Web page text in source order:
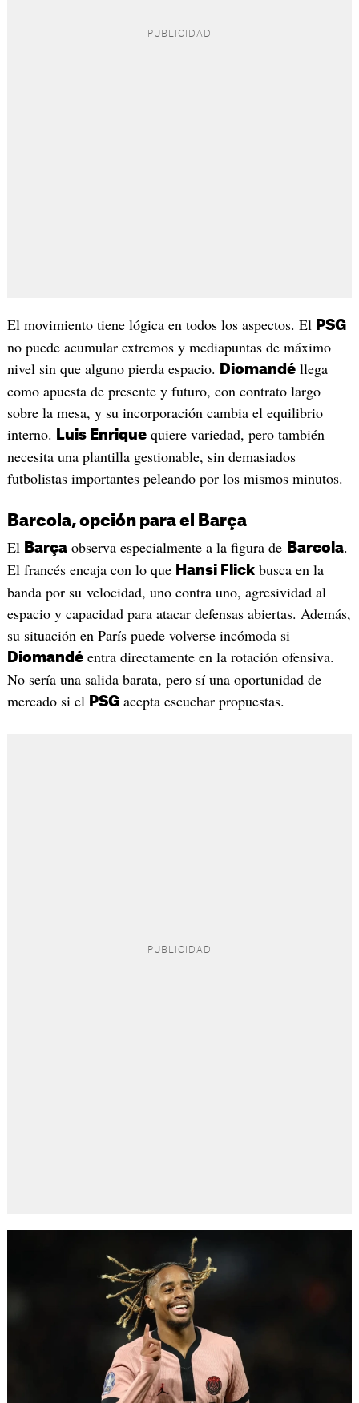
El movimiento tiene lógica en todos los aspectos. El PSG
no puede acumular extremos y mediapuntas de máximo
nivel sin que alguno pierda espacio.
Diomandéllega
como apuesta de presente y futuro, con contrato largo
sobre la mesa, y su incorporación cambia el equilibrio
interno.
Luis Enriquequiere variedad, pero también
necesita una plantilla gestionable, sin demasiados
futbolistas importantes peleando por los mismos minutos.
Barcola, opción para el Barça
El Barçaobserva especialmente a la figura de Barcola.
El francés encaja con lo que Hansi Flickbusca en la
banda por su velocidad, uno contra uno, agresividad al
espacio y capacidad para atacar defensas abiertas. Además,
su situación en París puede volverse incómoda si
Diomandéentra directamente en la rotación ofensiva.
No sería una salida barata, pero sí una oportunidad de
mercado si el PSGacepta escuchar propuestas.